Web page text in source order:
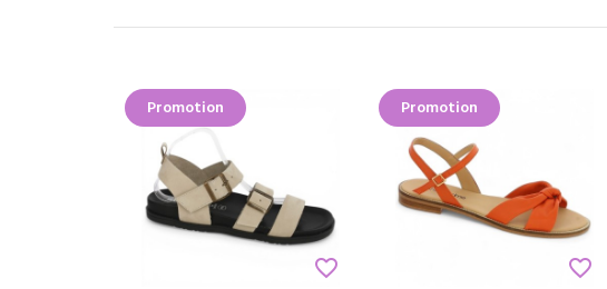
Promotion
favorite_border
Promotion
favorite_border